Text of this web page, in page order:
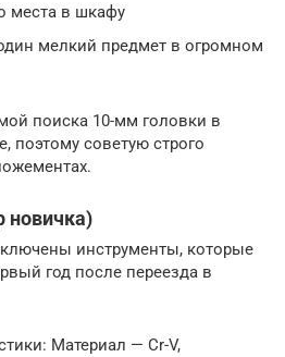
места в шкафу
мелкий предмет в огромном
поиска 10-мм головки в
поэтому советую строго
новичка)
инструменты, которые
год после переезда в
Материал — Cr-V,